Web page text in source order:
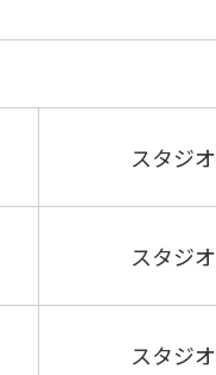
スタジオ
スタジオ
スタジオ